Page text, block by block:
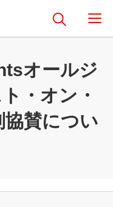
オールジ
・オン・
協賛につい